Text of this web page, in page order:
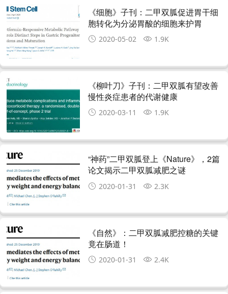
《细胞》子刊：二甲双胍促进胃干细
胞转化为分泌胃酸的细胞来护胃
2020-05-02 1.9K
《柳叶刀》子刊：二甲双胍有望改善
慢性炎症患者的代谢健康
2020-03-11 1.9K
“神药”二甲双胍登上《Nature》，2篇
论文揭示二甲双胍减肥之谜
2020-01-31 2.3K
《自然》：二甲双胍减肥控糖的关键
竟在肠道！
2020-01-31 2.4K